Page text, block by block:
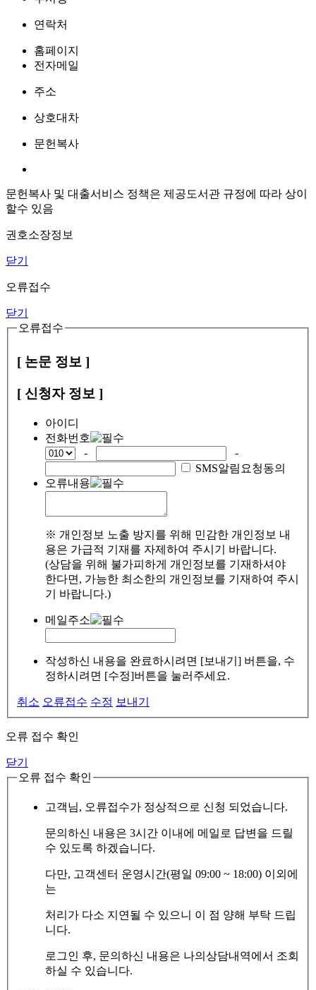
연락처
홈페이지
전자메일
주소
상호대차
문헌복사
문헌복사 및 대출서비스 정책은 제공도서관 규정에 따라 상이
할수 있음
권호소장정보
닫기
오류접수
닫기
오류접수
[ 논문 정보 ]
[ 신청자 정보 ]
아이디
전화번호
-
-
SMS알림요청동의
오류내용
※ 개인정보 노출 방지를 위해 민감한 개인정보 내
용은 가급적 기재를 자제하여 주시기 바랍니다.
(상담을 위해 불가피하게 개인정보를 기재하셔야
한다면, 가능한 최소한의 개인정보를 기재하여 주시
기 바랍니다.)
메일주소
작성하신 내용을 완료하시려면 [보내기] 버튼을, 수
정하시려면 [수정]버튼을 눌러주세요.
취소 오류접수 수정 보내기
오류 접수 확인
닫기
오류 접수 확인
고객님, 오류접수가 정상적으로 신청 되었습니다.
문의하신 내용은 3시간 이내에 메일로 답변을 드릴
수 있도록 하겠습니다.
다만, 고객센터 운영시간(평일 09:00 ~ 18:00) 이외에
는
처리가 다소 지연될 수 있으니 이 점 양해 부탁 드립
니다.
로그인 후, 문의하신 내용은 나의상담내역에서 조회
하실 수 있습니다.